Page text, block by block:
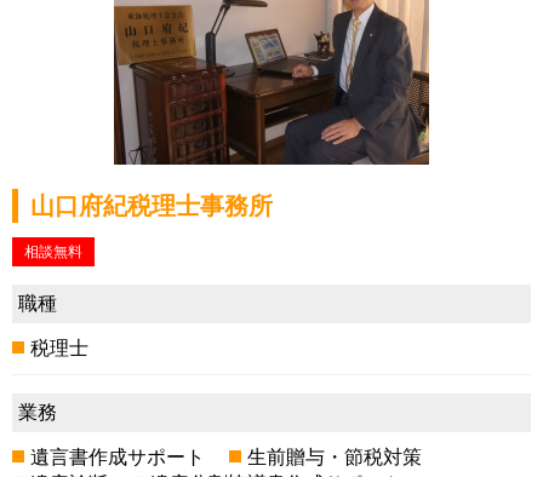
山口府紀税理士事務所
相談無料
職種
税理士
業務
遺言書作成サポート
生前贈与・節税対策